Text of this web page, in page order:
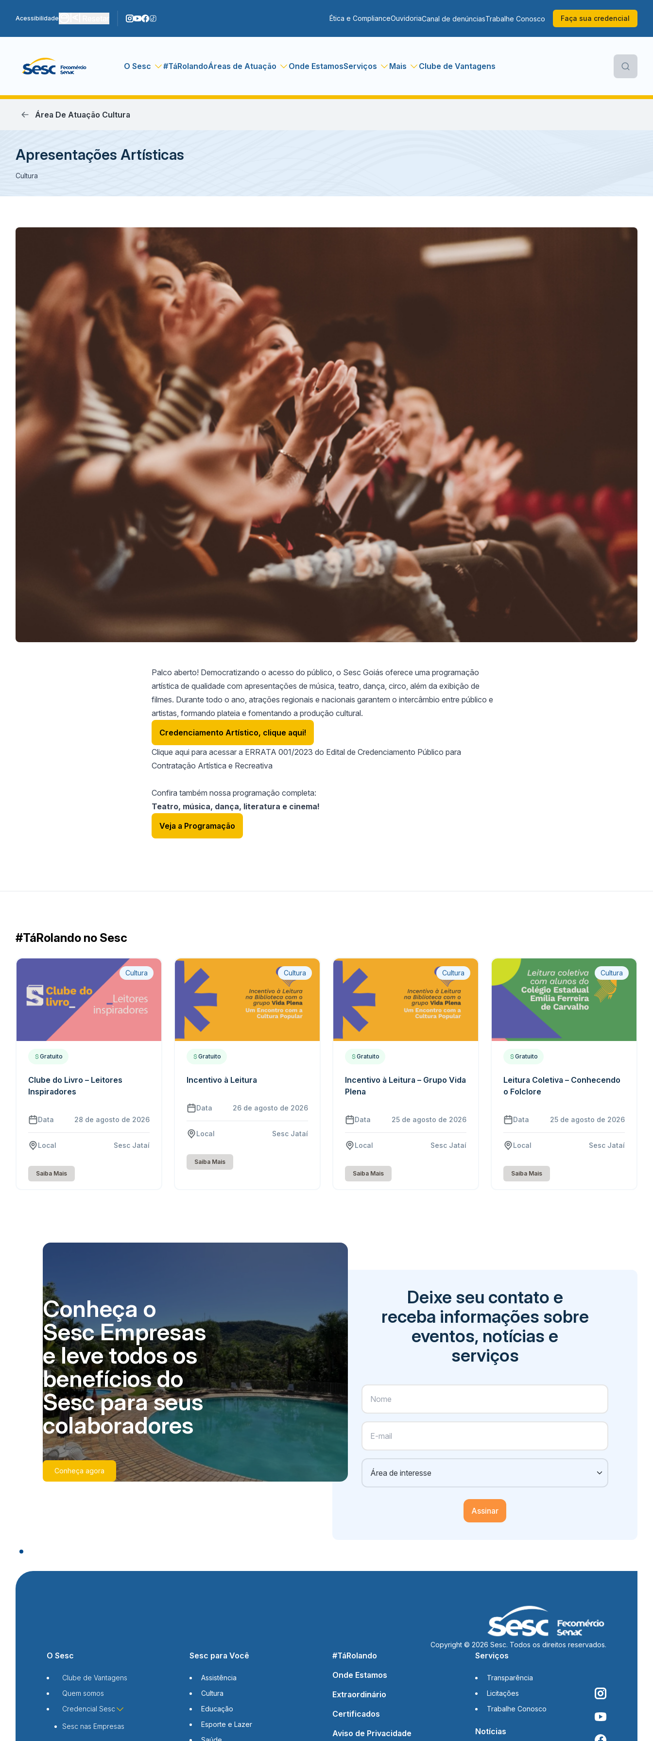
Acessibilidade Ética e ComplianceOuvidoriaCanal de denúnciasTrabalhe Conosco Faça sua credencial
O Sesc #TáRolandoÁreas de Atuação Onde EstamosServiços Mais Clube de Vantagens
Área De Atuação Cultura
Apresentações Artísticas
Cultura
Palco aberto! Democratizando o acesso do público, o Sesc Goiás oferece uma programação
artística de qualidade com apresentações de música, teatro, dança, circo, além da exibição de
filmes. Durante todo o ano, atrações regionais e nacionais garantem o intercâmbio entre público e
artistas, formando plateia e fomentando a produção cultural.
Credenciamento Artístico, clique aqui!
Clique aqui para acessar a ERRATA 001/2023 do Edital de Credenciamento Público para
Contratação Artística e Recreativa
Confira também nossa programação completa:
Teatro, música, dança, literatura e cinema!
Veja a Programação
#TáRolando no Sesc
Cultura
Gratuito
Clube do Livro – Leitores
Inspiradores
Data 28 de agosto de 2026
Local Sesc Jataí
Saiba Mais
Cultura
Gratuito
Incentivo à Leitura
Data 26 de agosto de 2026
Local Sesc Jataí
Saiba Mais
Cultura
Gratuito
Incentivo à Leitura – Grupo Vida
Plena
Data 25 de agosto de 2026
Local Sesc Jataí
Saiba Mais
Cultura
Gratuito
Leitura Coletiva – Conhecendo
o Folclore
Data 25 de agosto de 2026
Local Sesc Jataí
Saiba Mais
Conheça o
Sesc Empresas
e leve todos os
benefícios do
Sesc para seus
colaboradores
Conheça agora
Deixe seu contato e
receba informações sobre
eventos, notícias e
serviços
Assinar
Copyright © 2026 Sesc. Todos os direitos reservados.
O Sesc
Clube de Vantagens
Quem somos
Credencial Sesc
Sesc nas Empresas
Sesc para Você
Assistência
Cultura
Educação
Esporte e Lazer
#TáRolando
Onde Estamos
Extraordinário
Certificados
Aviso de Privacidade
Serviços
Transparência
Licitações
Trabalhe Conosco
Notícias